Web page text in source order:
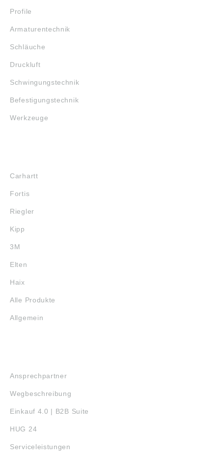
Profile
Armaturentechnik
Schläuche
Druckluft
Schwingungstechnik
Befestigungstechnik
Werkzeuge
Carhartt
Fortis
Riegler
Kipp
3M
Elten
Haix
Alle Produkte
Allgemein
Ansprechpartner
Wegbeschreibung
Einkauf 4.0 | B2B Suite
HUG 24
Serviceleistungen